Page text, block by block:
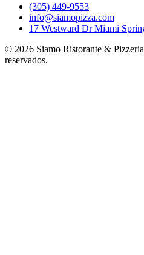
(305) 449-9553
info@siamopizza.com
17 Westward Dr Miami
© 2026 Siamo Ristorante &
reservados.